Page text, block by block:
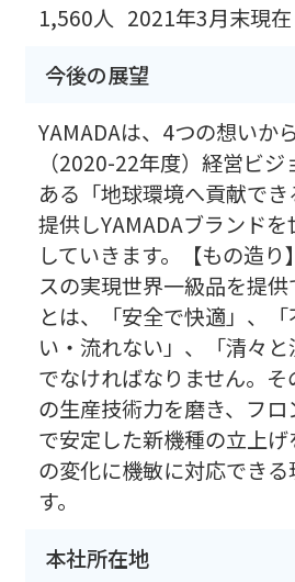
1,560人 2021年3月末現在
今後の展望
YAMADAは、4つの想いか
（2020-22年度）経営ビ
ある「地球環境へ貢献で
提供しYAMADAブランド
していきます。【もの造り
スの実現世界一級品を提
とは、「安全で快適」、
い・流れない」、「清々
でなければなりません。そ
の生産技術力を磨き、フ
で安定した新機種の立上
の変化に機敏に対応でき
す。
本社所在地